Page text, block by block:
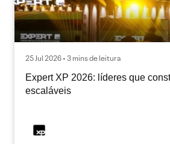
25 Jul 2026 • 3 mins de leitura
Expert XP 2026: líderes que
escaláveis